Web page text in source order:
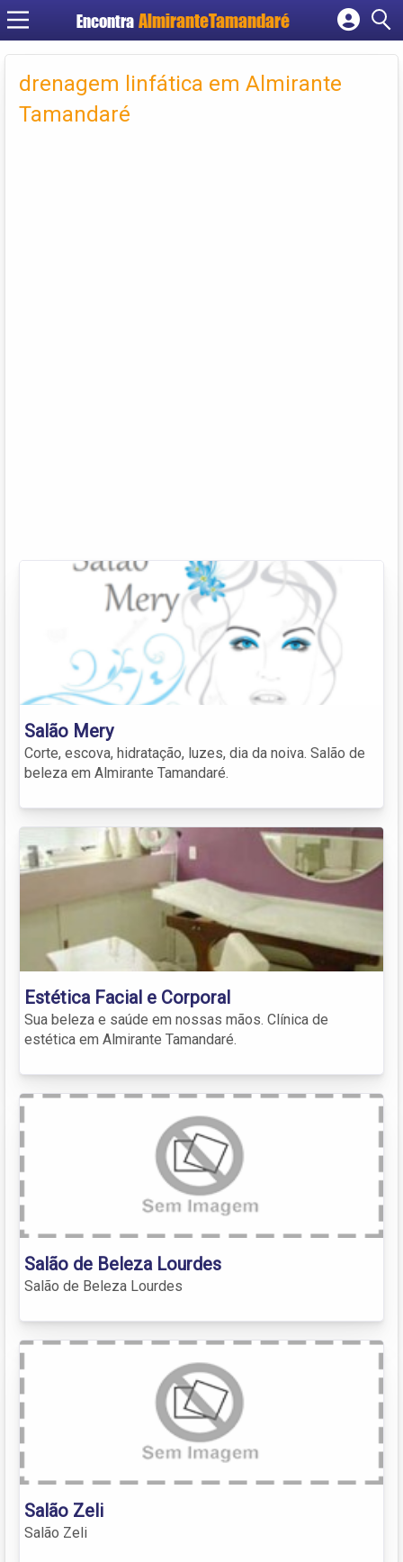
Encontra
Cadastrar empresa
Criar conta
drenagem linfática em Almirante
Tamandaré
Salão Mery
Corte, escova, hidratação, luzes, dia da noiva. Salão de
beleza em Almirante Tamandaré.
Estética Facial e Corporal
Sua beleza e saúde em nossas mãos. Clínica de
estética em Almirante Tamandaré.
Salão de Beleza Lourdes
Salão de Beleza Lourdes
Salão Zeli
Salão Zeli